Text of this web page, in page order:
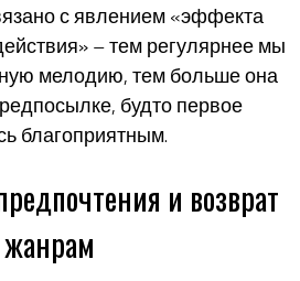
с явлением «эффекта
– тем регулярнее мы
мелодию, тем больше она
будто первое
благоприятным.
и возврат